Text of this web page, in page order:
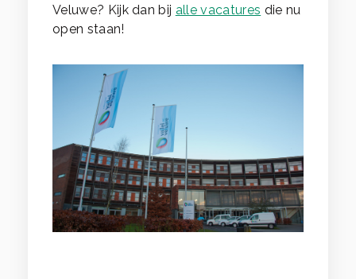
Veluwe? Kijk dan bij alle vacatures die nu
open staan!